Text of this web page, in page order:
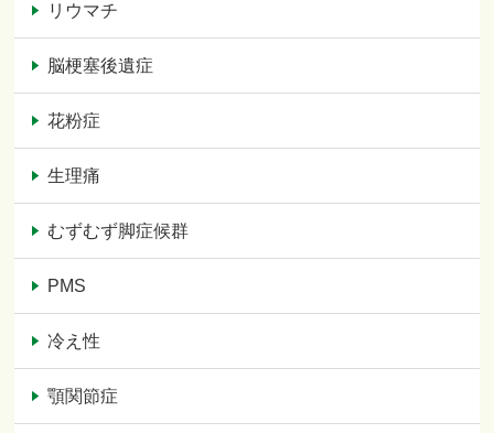
リウマチ
脳梗塞後遺症
花粉症
生理痛
むずむず脚症候群
PMS
冷え性
顎関節症